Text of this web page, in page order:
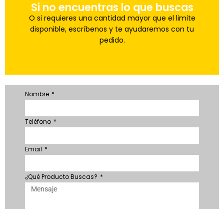
Si no encuentras lo que buscas
O si requieres una cantidad mayor que el limite
disponible, escríbenos y te ayudaremos con tu
pedido.
Haz tu pedido
Uno de nuestros agentes te ayudara con tu
Nombre
Teléfono
Email
¿Qué Producto Buscas?